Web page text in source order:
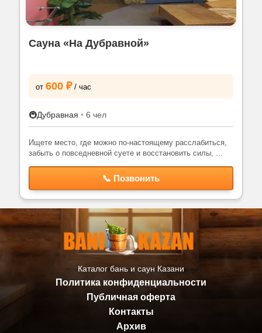
Сауна «На Дубравной»
от 600 ₽ / час
🚇Дубравная • 6 чел
Ищете место, где можно по-настоящему расслабиться,
забыть о повседневной суете и восстановить силы, ...
📞 Позвонить
Каталог бань и саун Казани
Политика конфиденциальности
Публичная оферта
Контакты
Архив